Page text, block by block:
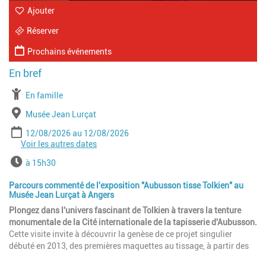
Ajouter
Réserver
Prochains événements
À partir de
En famille
Lieu
Musée Jean Lurçat
Période
Date de début
12/08/2026 Date de fin
12/08/2026
Date de début
19/08/2026 Date de fin
19/08/2026
Date de début
06/09/2026
Voir les autres dates
Horairesà 15h30
Parcours commenté de l'exposition "Aubusson tisse Tolkien" au
Musée Jean Lurçat à Angers
Plongez dans l'univers fascinant de Tolkien à travers la tenture
monumentale de la Cité internationale de la tapisserie d'Aubusson.
Cette visite invite à découvrir la genèse de ce projet singulier
débuté en 2013, des premières maquettes au tissage, à partir des